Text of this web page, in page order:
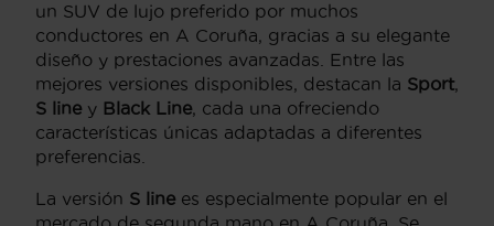
un SUV de lujo preferido por muchos
conductores en A Coruña, gracias a su elegante
diseño y prestaciones avanzadas. Entre las
mejores versiones disponibles, destacan la Sport,
S line y Black Line, cada una ofreciendo
características únicas adaptadas a diferentes
preferencias.
La versión S line es especialmente popular en el